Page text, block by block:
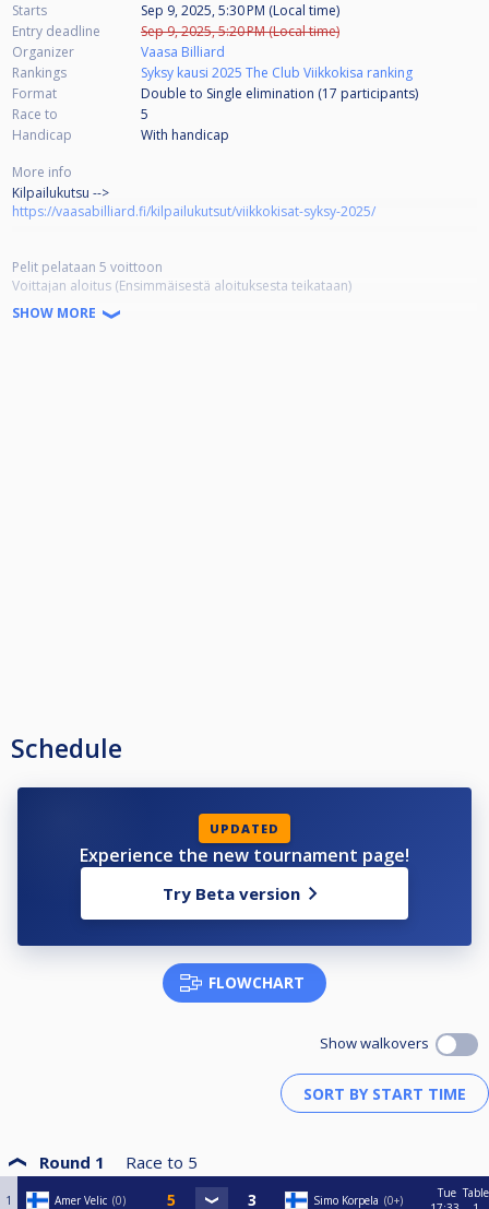
Starts
Sep 9, 2025, 5:30 PM (Local time)
Entry deadline
Sep 9, 2025, 5:20 PM (Local time)
Organizer
Vaasa Billiard
Rankings
Syksy kausi 2025 The Club Viikkokisa ranking
Format
Double to Single elimination (17 participants)
Race to
5
Handicap
With handicap
More info
Kilpailukutsu -->
https://vaasabilliard.fi/kilpailukutsut/viikkokisat-syksy-2025/
Pelit pelataan 5 voittoon
Voittajan aloitus (Ensimmäisestä aloituksesta teikataan)
Erä tasoitukset 0-3
Kitchen sääntö ei käytössä.
SHOW MORE
Schedule
UPDATED
Experience the new tournament page!
Try Beta version
FLOWCHART
Show walkovers
Round 1 Race to 5
1 Amer Velic 0 Simo Korpela 0+
Tue Table